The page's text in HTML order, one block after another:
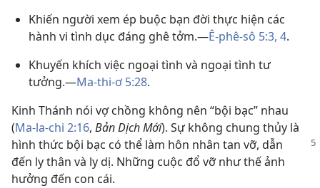
Khiến người xem ép buộc bạn đời thực hiện các
hành vi tình dục đáng ghê tởm.—Ê-phê-sô 5:3, 4.
Khuyến khích việc ngoại tình và ngoại tình tư
tưởng.—Ma-thi-ơ 5:28.
Kinh Thánh nói vợ chồng không nên “bội bạc” nhau
(Ma-la-chi 2:16, Bản Dịch Mới). Sự không chung thủy là
hình thức bội bạc có thể làm hôn nhân tan vỡ, dẫn
đến ly thân và ly dị. Những cuộc đổ vỡ như thế ảnh
hưởng đến con cái.